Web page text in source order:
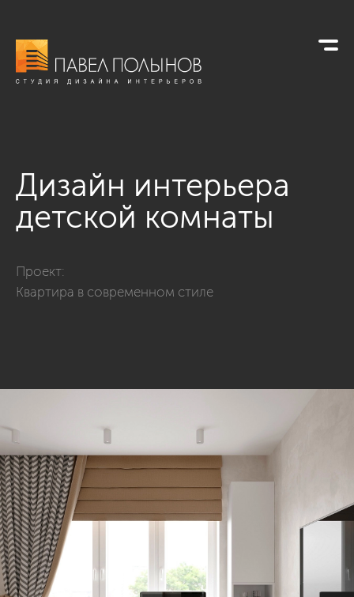
Дизайн интерьера
детской комнаты
Проект:
Квартира в современном стиле